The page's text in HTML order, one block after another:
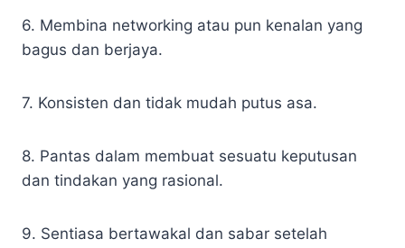
6. Membina networking atau pun kenalan yang
bagus dan berjaya.
7. Konsisten dan tidak mudah putus asa.
8. Pantas dalam membuat sesuatu keputusan
dan tindakan yang rasional.
9. Sentiasa bertawakal dan sabar setelah